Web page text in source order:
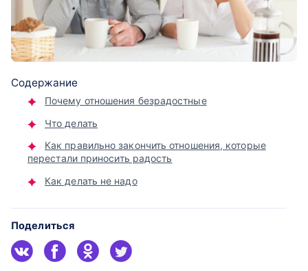
Содержание
Почему отношения безрадостные
Что делать
Как правильно закончить отношения, которые
перестали приносить радость
Как делать не надо
Поделиться